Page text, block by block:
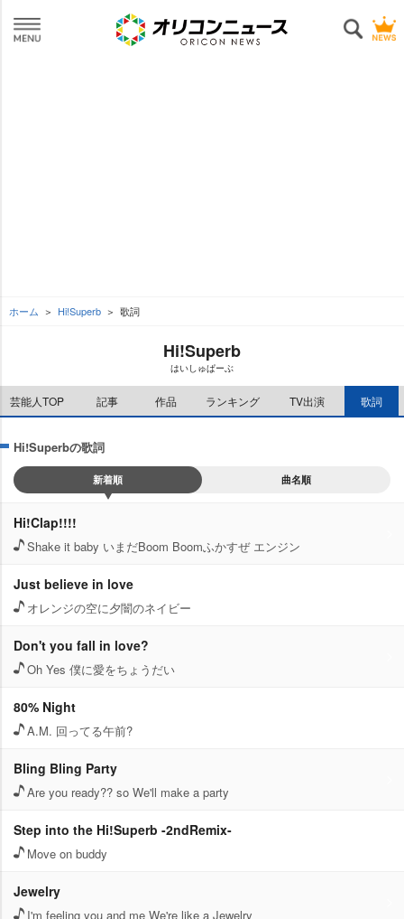
ホーム Hi!Superb 歌詞
Hi!Superb
はいしゅぱーぶ
芸能人TOP 記事 作品 ランキング TV出演 歌詞
Hi!Superbの歌詞
新着順 曲名順
Hi!Clap!!!!
Shake it baby いまだBoom Boomふかすぜ エンジン
Just believe in love
オレンジの空に夕闇のネイビー
Don't you fall in love?
Oh Yes 僕に愛をちょうだい
80% Night
A.M. 回ってる午前?
Bling Bling Party
Are you ready?? so We'll make a party
Step into the Hi!Superb -2ndRemix-
Move on buddy
Jewelry
I'm feeling you and me We're like a Jewelry